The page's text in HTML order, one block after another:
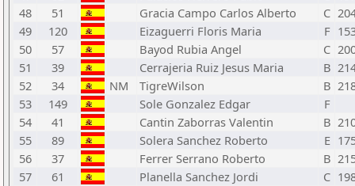
48
51 Gracia Campo Carlos Alberto C
49
120 Eizaguerri Floris Maria F
50
57 Bayod Rubia Angel C
51
39 Cerrajeria Ruiz Jesus Maria B
52
34 NM TigreWilson B
53
149 Sole Gonzalez Edgar
F
54
41 Cantin Zaborras Valentin B
55
89 Solera Sanchez Roberto E
56
37 Ferrer Serrano Roberto B
57
61 Planella Sanchez Jordi C